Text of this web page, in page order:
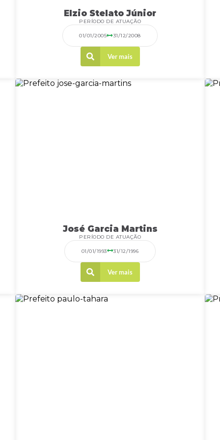
Elzio Stelato Júnior
PERÍODO DE ATUAÇÃO
01/01/2005 31/12/2008
Ver mais
José Garcia Martins
PERÍODO DE ATUAÇÃO
01/01/1993 31/12/1996
Ver mais